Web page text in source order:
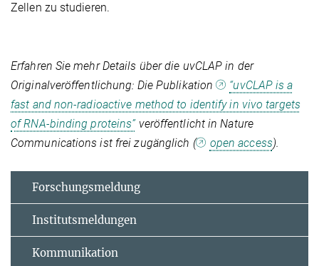
Zellen zu studieren.
Erfahren Sie mehr Details über die uvCLAP in der
Originalveröffentlichung: Die Publikation
“uvCLAP is a
fast and non-radioactive method to identify in vivo targets
of RNA-binding proteins”veröffentlicht in Nature
Communications ist frei zugänglich (
open access).
Forschungsmeldung
Institutsmeldungen
Kommunikation